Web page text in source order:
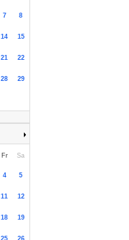
7 8
14 15
21 22
28 29
Fr Sa
4 5
11 12
18 19